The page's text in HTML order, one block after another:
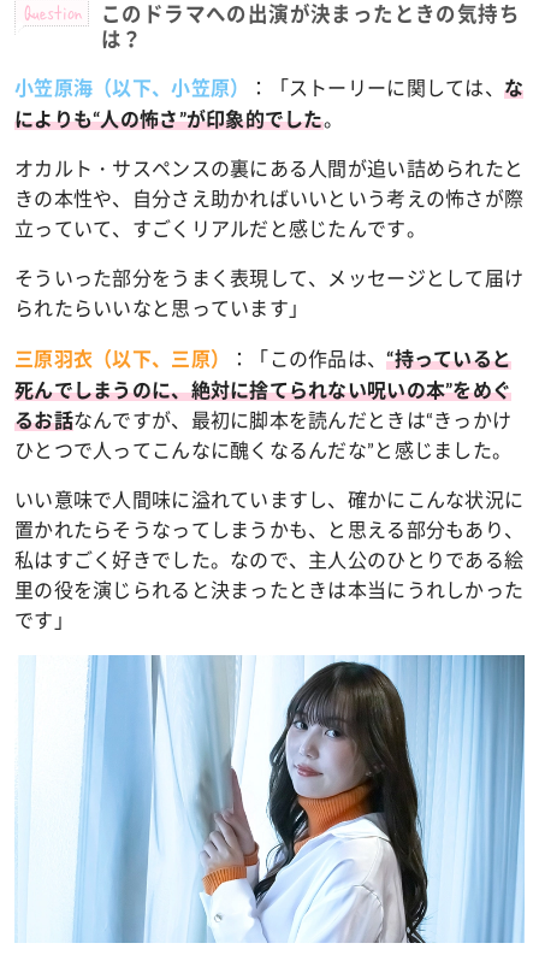
Question
このドラマへの出演が決まったときの気持ち
は？
小笠原海（以下、小笠原） ： 「ストーリーに関しては、な
によりも“人の怖さ”が印象的でした。
オカルト・サスペンスの裏にある人間が追い詰められたと
きの本性や、自分さえ助かればいいという考えの怖さが際
立っていて、すごくリアルだと感じたんです。
そういった部分をうまく表現して、メッセージとして届け
られたらいいなと思っています」
三原羽衣（以下、三原） ： 「この作品は、“持っていると
死んでしまうのに、絶対に捨てられない呪いの本”をめぐ
るお話なんですが、最初に脚本を読んだときは“きっかけ
ひとつで人ってこんなに醜くなるんだな”と感じました。
いい意味で人間味に溢れていますし、確かにこんな状況に
置かれたらそうなってしまうかも、と思える部分もあり、
私はすごく好きでした。なので、主人公のひとりである絵
里の役を演じられると決まったときは本当にうれしかった
です」